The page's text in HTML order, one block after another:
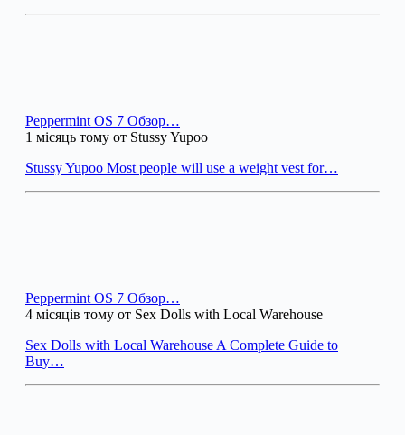
Peppermint OS 7 Обзор…
1 місяць тому от Stussy Yupoo
Stussy Yupoo Most people will use a weight vest for…
Peppermint OS 7 Обзор…
4 місяців тому от Sex Dolls with Local Warehouse
Sex Dolls with Local Warehouse A Complete Guide to
Buy…